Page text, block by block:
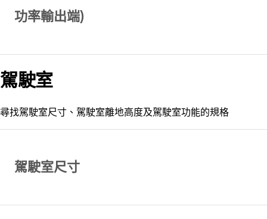
功率輸出端)
駕駛室
尋找駕駛室尺寸、駕駛室離地高度及駕駛室功能的規格
駕駛室尺寸